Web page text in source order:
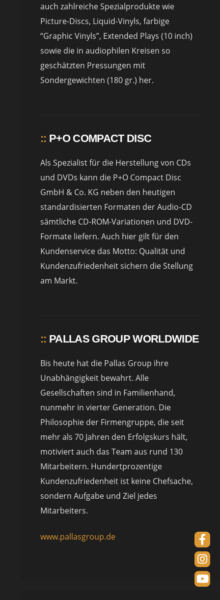
auch zahlreiche Spezialprodukte wie
Picture-Discs, Liquid-Vinyls, farbige
“Graphic Vinyls”, Extended Plays (10 inch)
sowie die in audiophilen Kreisen so
geschätzten Pressungen mit
Sondergewichten (180 gr.) her.
:: P+O COMPACT DISC
Als Spezialist für die Herstellung von CDs
und DVDs kann die P+O Compact Disc
GmbH & Co. KG neben den heutigen
standardisierten Formaten der Audio-CD
sämtliche CD-ROM-Variationen und DVD-
Formate liefern. Auch hier gilt für den
Kundenservice das Motto: Qualität und
Kundenzufriedenheit sichern die Stellung
am Markt.
:: PALLAS GROUP WORLDWIDE
Bis heute hat die Pallas Group ihre
Unabhängigkeit bewahrt. Alle
Gesellschaften sind in Familienhand,
nunmehr in vierter Generation. Die
Philosophie der Firmengruppe, die seit
mehr als 70 Jahren den Erfolgskurs hält,
motiviert auch das Team aus rund 130
Mitarbeitern. Hundertprozentige
Kundenzufriedenheit ist keine Chefsache,
sondern Aufgabe und Ziel jedes
Mitarbeiters.
www.pallasgroup.de